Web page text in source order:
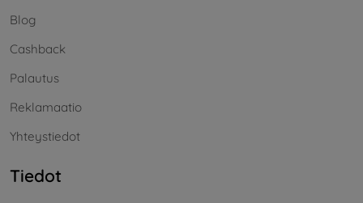
Blog
Cashback
Palautus
Reklamaatio
Yhteystiedot
Tiedot